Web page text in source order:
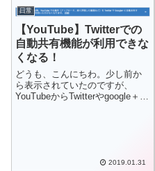
すくお得なキャンペーンを展開
しているようでしたので、早速
利用させ...
日常
【YouTube】Twitterでの
自動共有機能が利用できな
くなる！
どうも、こんにちわ。少し前か
ら表示されていたのですが、
YouTubeからTwitterやgoogle＋へ
2019.01.31